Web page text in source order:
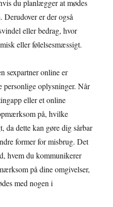
du planlægger at mødes
er der også
eller bedrag, hvor
eller følelsesmæssigt.
sexpartner online er
personlige oplysninger. Når
eller et online
på, hvilke
da dette kan gøre dig sårbar
former for misbrug. Det
hvem du kommunikerer
på dine omgivelser,
med nogen i